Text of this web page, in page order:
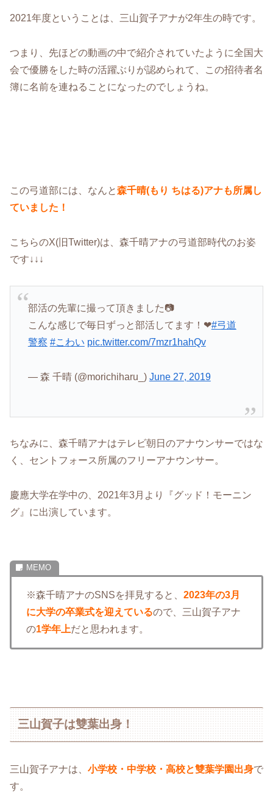
2021年度ということは、三山賀子アナが2年生の時です。
つまり、先ほどの動画の中で紹介されていたように全国大
会で優勝をした時の活躍ぶりが認められて、この招待者名
簿に名前を連ねることになったのでしょうね。
この弓道部には、なんと森千晴(もり ちはる)アナも所属し
ていました！
こちらのX(旧Twitter)は、森千晴アナの弓道部時代のお姿
です↓↓↓
部活の先輩に撮って頂きました📷
こんな感じで毎日ずっと部活してます！❤︎#弓道
警察 #こわい pic.twitter.com/7mzr1hahQv
— 森 千晴 (@morichiharu_) June 27, 2019
ちなみに、森千晴アナはテレビ朝日のアナウンサーではな
く、セントフォース所属のフリーアナウンサー。
慶應大学在学中の、2021年3月より『グッド！モーニン
グ』に出演しています。
※森千晴アナのSNSを拝見すると、 2023年の3月
に大学の卒業式を迎えているので、三山賀子アナ
の1学年上だと思われます。
三山賀子は雙葉出身！
三山賀子アナは、 小学校・中学校・高校と雙葉学園出身で
す。